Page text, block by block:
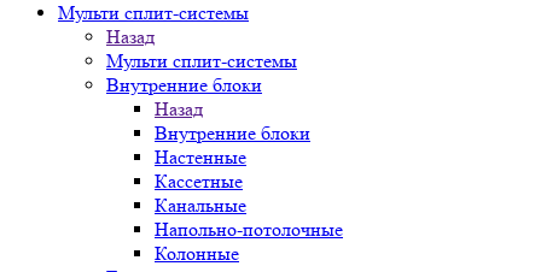
Мульти сплит-системы
Назад
Мульти сплит-системы
Внутренние блоки
Назад
Внутренние блоки
Настенные
Кассетные
Канальные
Напольно-потолочные
Колонные